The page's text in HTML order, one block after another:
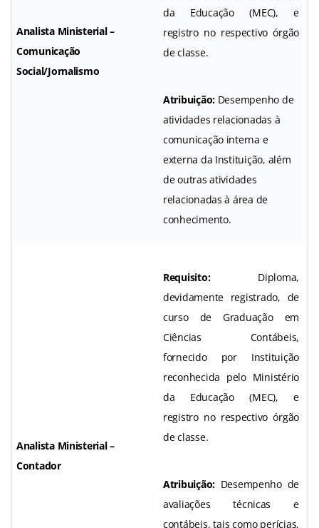
Analista Ministerial –
Comunicação
Social/Jornalismo
da Educação (MEC), e
registro no respectivo órgão
de classe.
Atribuição: Desempenho de
atividades relacionadas à
comunicação interna e
externa da Instituição, além
de outras atividades
relacionadas à área de
conhecimento.
Analista Ministerial –
Contador
Requisito:Diploma,
devidamente registrado, de
curso de Graduação em
Ciências Contábeis,
fornecido por Instituição
reconhecida pelo Ministério
da Educação (MEC), e
registro no respectivo órgão
de classe.
Atribuição: Desempenho de
avaliações técnicas e
contábeis, tais como perícias,